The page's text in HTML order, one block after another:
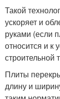
Такой
ускоряет и
руками (если
относится и к
строительной
Плиты
длину и